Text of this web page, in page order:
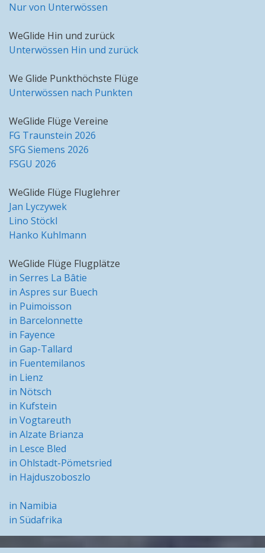
Nur von Unterwössen
WeGlide Hin und zurück
Unterwössen Hin und zurück
We Glide Punkthöchste Flüge
Unterwössen nach Punkten
WeGlide Flüge Vereine
FG Traunstein 2026
SFG Siemens 2026
FSGU 2026
WeGlide Flüge Fluglehrer
Jan Lyczywek
Lino Stöckl
Hanko Kuhlmann
WeGlide Flüge Flugplätze
in Serres La Bâtie
in Aspres sur Buech
in Puimoisson
in Barcelonnette
in Fayence
in Gap-Tallard
in Fuentemilanos
in Lienz
in Nötsch
in Kufstein
in Vogtareuth
in Alzate Brianza
in Lesce Bled
in Ohlstadt-Pömetsried
in Hajduszoboszlo
in Namibia
in Südafrika